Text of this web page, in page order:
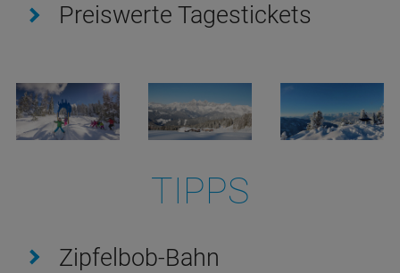
Preiswerte Tagestickets
TIPPS
Zipfelbob-Bahn